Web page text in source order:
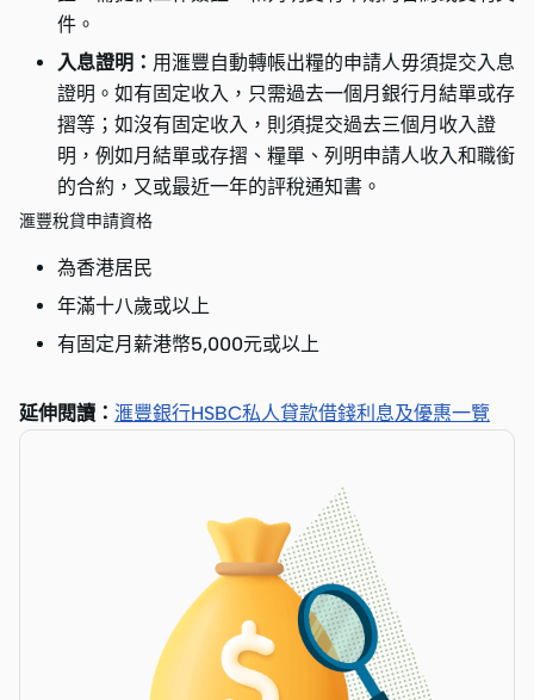
件。
入息證明： 用滙豐自動轉帳出糧的申請人毋須提交入息
證明。如有固定收入，只需過去一個月銀行月結單或存
摺等；如沒有固定收入，則須提交過去三個月收入證
明，例如月結單或存摺、糧單、列明申請人收入和職銜
的合約，又或最近一年的評稅通知書。
滙豐稅貸申請資格
為香港居民
年滿十八歲或以上
有固定月薪港幣5,000元或以上
延伸閱讀： 滙豐銀行HSBC私人貸款借錢利息及優惠一覽